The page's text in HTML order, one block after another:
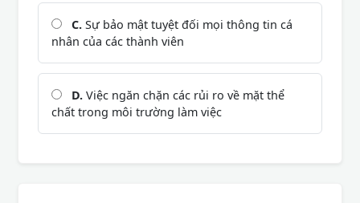
C. Sự bảo mật tuyệt đối mọi thông tin cá
nhân của các thành viên
D. Việc ngăn chặn các rủi ro về mặt thể
chất trong môi trường làm việc